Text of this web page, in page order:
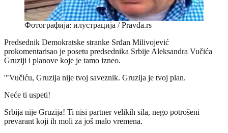
Фотографија: илустрација / Pravda.rs
Predsednik Demokratske stranke Srđan Milivojević
prokomentarisao je posetu predsednika Srbije Aleksandra Vučića
Gruziji i planove koje je tamo izneo.
'"Vučiću, Gruzija nije tvoj saveznik. Gruzija je tvoj plan.
Neće ti uspeti!
Srbija nije Gruzija! Ti nisi partner velikih sila, nego potrošeni
prevarant koji ih moli za još malo vremena.